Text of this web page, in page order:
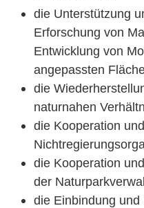
die Unterstützung
Erforschung von
Entwicklung von
angepassten
die
naturnahen
die Kooperation
die Kooperation
der
die Einbindung